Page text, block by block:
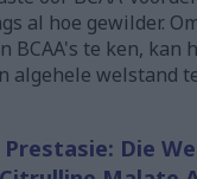
al hoe gewilder.
BCAA's te ken, kan
algehele welstand
Die